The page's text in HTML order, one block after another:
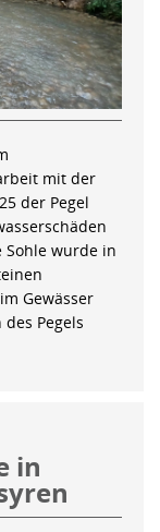
mit der
der Pegel
Sohle wurde in
Gewässer
Pegels
in